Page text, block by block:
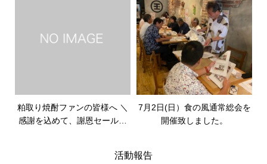
粕取り焼酎ファンの皆様へ ＼
感謝を込めて、謝恩セールを
7月2日(日）食の風通常総会を
開催致しました。
活動報告